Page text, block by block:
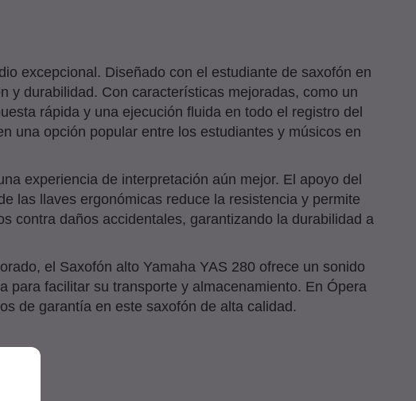
excepcional. Diseñado con el estudiante de saxofón en
y durabilidad. Con características mejoradas, como un
rápida y una ejecución fluida en todo el registro del
una opción popular entre los estudiantes y músicos en
experiencia de interpretación aún mejor. El apoyo del
las llaves ergonómicas reduce la resistencia y permite
contra daños accidentales, garantizando la durabilidad a
el Saxofón alto Yamaha YAS 280 ofrece un sonido
para facilitar su transporte y almacenamiento. En Ópera
de garantía en este saxofón de alta calidad.